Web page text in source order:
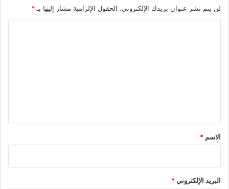
لن يتم نشر عنوان بريدك الإلكتروني. الحقول الإلزامية مشار إليها بـ*
*
الاسم *
البريد الإلكتروني*